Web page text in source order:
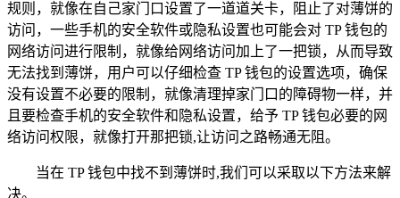
规则，就像在自己家门口设置了一道道关卡，阻止了对薄饼的
访问，一些手机的安全软件或隐私设置也可能会对 TP 钱包的
网络访问进行限制，就像给网络访问加上了一把锁，从而导致
无法找到薄饼，用户可以仔细检查 TP 钱包的设置选项，确保
没有设置不必要的限制，就像清理掉家门口的障碍物一样，并
且要检查手机的安全软件和隐私设置，给予 TP 钱包必要的网
络访问权限，就像打开那把锁,让访问之路畅通无阻。
当在 TP 钱包中找不到薄饼时,我们可以采取以下方法来解
决。